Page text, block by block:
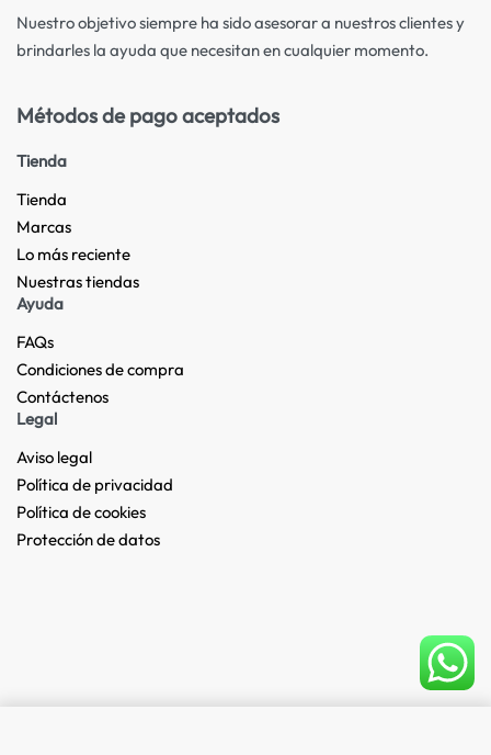
Nuestro objetivo siempre ha sido asesorar a nuestros clientes y
brindarles la ayuda que necesitan en cualquier momento.
Métodos de pago aceptados
Tienda
Tienda
Marcas
Lo más reciente​
Nuestras tiendas​
Ayuda
FAQs
Condiciones de compra
Contáctenos
Legal
Aviso legal
Política de privacidad
Política de cookies
Protección de datos